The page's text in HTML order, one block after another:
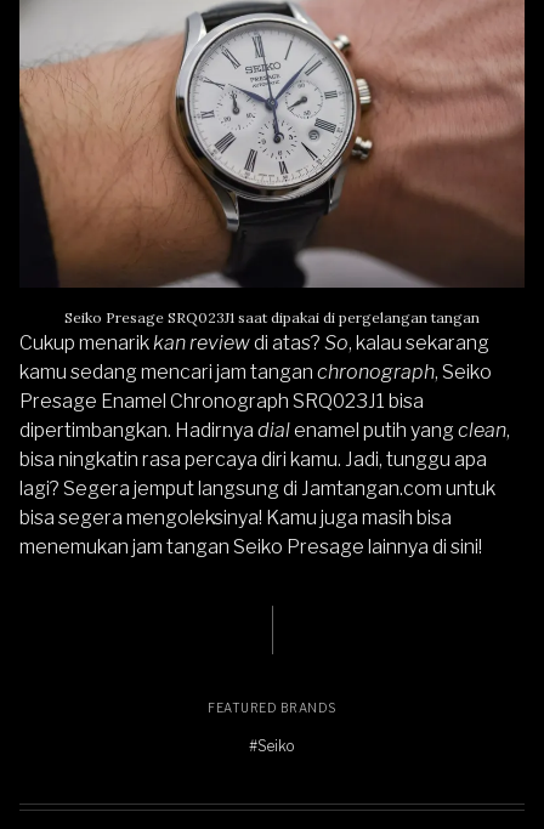
Seiko Presage SRQ023J1 saat dipakai di pergelangan tangan
Cukup menarikkan reviewdi atas? So, kalau sekarang
kamu sedang mencari jam tangan chronograph, Seiko
Presage Enamel Chronograph SRQ023J1 bisa
dipertimbangkan. Hadirnya dialenamel putih yang clean,
bisa ningkatin rasa percaya diri kamu. Jadi, tunggu apa
lagi? Segera jemput langsung di Jamtangan.com untuk
bisa segera mengoleksinya! Kamu juga masih bisa
menemukan jam tangan Seiko Presage lainnya di sini!
FEATURED BRANDS
#Seiko